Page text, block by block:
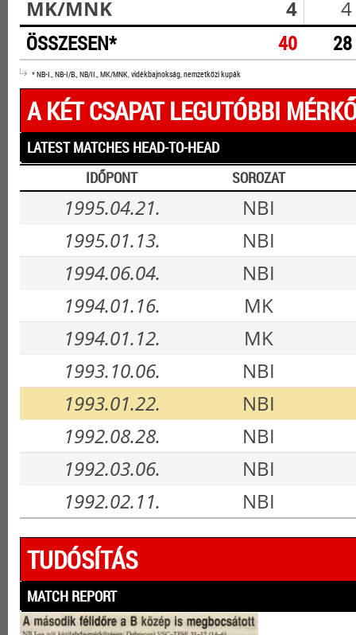
MK/MNK
4 4
ÖSSZESEN* 40 28
* NB-I., NB-I/B., NB/II., MK/MNK, vidékbajnokság, nemzetközi kupák
A KÉT CSAPAT LEGUTÓBBI
LATEST MATCHES HEAD-TO-HEAD
IDŐPONT
SOROZAT
1995.04.21.
NBI
1995.01.13.
NBI
1994.06.04.
NBI
1994.01.16.
MK
1994.01.12.
MK
1993.10.06.
NBI
1993.01.22.
NBI
1992.08.28.
NBI
1992.03.06.
NBI
1992.02.11.
NBI
TUDÓSÍTÁS
MATCH REPORT